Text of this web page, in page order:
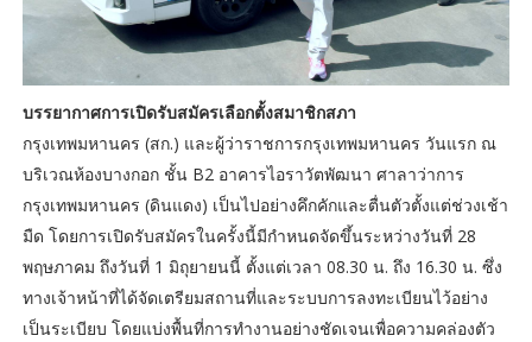
​บรรยากาศการเปิดรับสมัครเลือกตั้งสมาชิกสภา
กรุงเทพมหานคร (สก.) และผู้ว่าราชการกรุงเทพมหานคร วันแรก ณ
บริเวณห้องบางกอก ชั้น B2 อาคารไอราวัตพัฒนา ศาลาว่าการ
กรุงเทพมหานคร (ดินแดง) เป็นไปอย่างคึกคักและตื่นตัวตั้งแต่ช่วงเช้า
มืด โดยการเปิดรับสมัครในครั้งนี้มีกำหนดจัดขึ้นระหว่างวันที่ 28
พฤษภาคม ถึงวันที่ 1 มิถุยายนนี้ ตั้งแต่เวลา 08.30 น. ถึง 16.30 น. ซึ่ง
ทางเจ้าหน้าที่ได้จัดเตรียมสถานที่และระบบการลงทะเบียนไว้อย่าง
เป็นระเบียบ โดยแบ่งพื้นที่การทำงานอย่างชัดเจนเพื่อความคล่องตัว